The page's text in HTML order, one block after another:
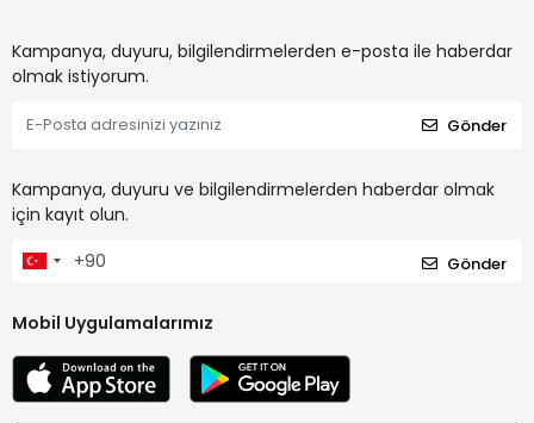
Kampanya, duyuru, bilgilendirmelerden e-posta ile haberdar
olmak istiyorum.
Gönder
Kampanya, duyuru ve bilgilendirmelerden haberdar olmak
için kayıt olun.
Gönder
Mobil Uygulamalarımız